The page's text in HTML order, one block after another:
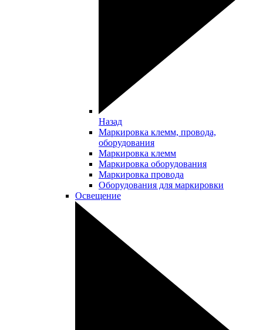
Назад
Маркировка клемм, провода,
оборудования
Маркировка клемм
Маркировка оборудования
Маркировка провода
Оборудования для маркировки
Освещение